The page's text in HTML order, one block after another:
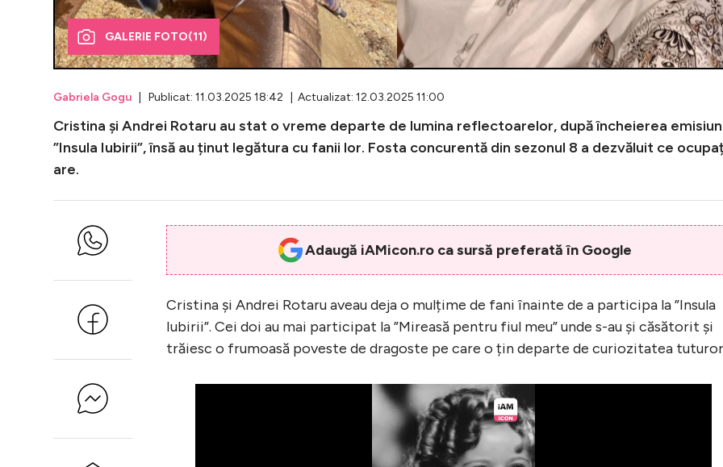
GALERIE FOTO(11)
Gabriela Gogu | Publicat: 11.03.2025 18:42 | Actualizat: 12.03.2025 11:00
Cristina și Andrei Rotaru au stat o vreme departe de lumina reflectoarelor, după încheierea
”Insula Iubirii”, însă au ținut legătura cu fanii lor. Fosta concurentă din sezonul 8 a dezvăluit ce
are.
Adaugă iAMicon.ro ca sursă preferată în Google
Cristina și Andrei Rotaru aveau deja o mulțime de fani înainte de a participa la ”Insula
Iubirii”. Cei doi au mai participat la ”Mireasă pentru fiul meu” unde s-au și căsătorit și
trăiesc o frumoasă poveste de dragoste pe care o țin departe de curiozitatea